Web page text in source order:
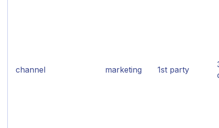
channel marketing 1st party